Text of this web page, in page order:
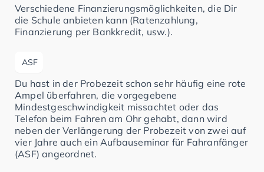
Verschiedene Finanzierungsmöglichkeiten, die Dir
die Schule anbieten kann (Ratenzahlung,
Finanzierung per Bankkredit, usw.).
ASF
Du hast in der Probezeit schon sehr häufig eine rote
Ampel überfahren, die vorgegebene
Mindestgeschwindigkeit missachtet oder das
Telefon beim Fahren am Ohr gehabt, dann wird
neben der Verlängerung der Probezeit von zwei auf
vier Jahre auch ein Aufbauseminar für Fahranfänger
(ASF) angeordnet.